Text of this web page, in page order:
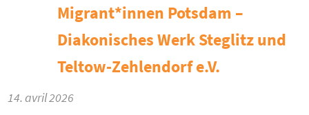
Migrant*innen Potsdam –
Diakonisches Werk Steglitz und
Teltow-Zehlendorf e.V.
14. avril 2026